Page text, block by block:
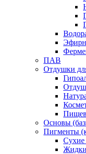
ПАВ
Отдушки
Основы
Пигменты
Сухие